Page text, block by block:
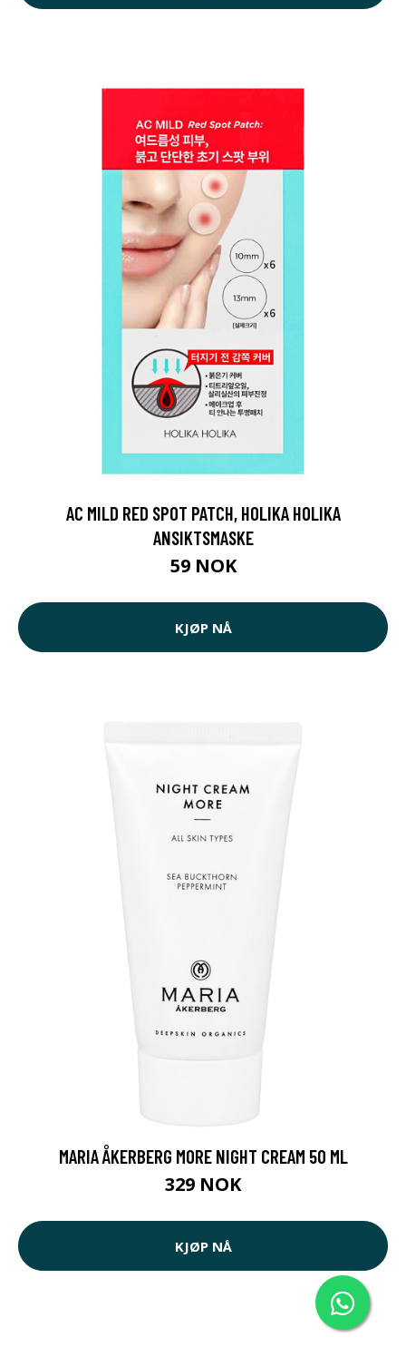
AC MILD RED SPOT PATCH, HOLIKA HOLIKA
ANSIKTSMASKE
59 NOK
KJØP NÅ
MARIA ÅKERBERG MORE NIGHT CREAM 50 ML
329 NOK
KJØP NÅ